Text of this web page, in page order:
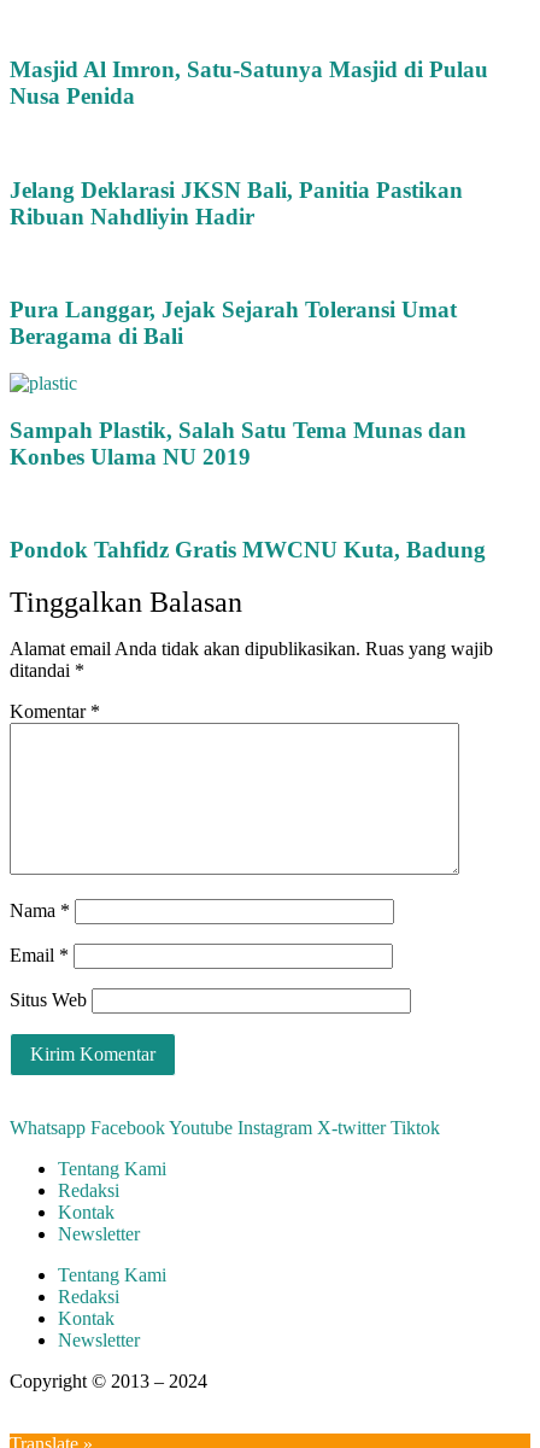
Masjid Al Imron, Satu-Satunya Masjid di Pulau
Nusa Penida
Jelang Deklarasi JKSN Bali, Panitia Pastikan
Ribuan Nahdliyin Hadir
Pura Langgar, Jejak Sejarah Toleransi Umat
Beragama di Bali
Sampah Plastik, Salah Satu Tema Munas dan
Konbes Ulama NU 2019
Pondok Tahfidz Gratis MWCNU Kuta, Badung
Tinggalkan Balasan
Alamat email Anda tidak akan dipublikasikan. Ruas yang wajib
ditandai *
Komentar *
Nama *
Email *
Situs Web
Whatsapp FacebookYoutube Instagram X-twitter Tiktok
Tentang Kami
Redaksi
Kontak
Newsletter
Tentang Kami
Redaksi
Kontak
Newsletter
Copyright © 2013 – 2024
Translate »